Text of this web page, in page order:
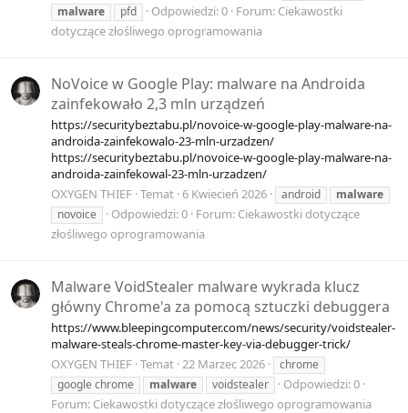
malware
pfd Odpowiedzi: 0 Forum: Ciekawostki
dotyczące złośliwego oprogramowania
NoVoice w Google Play: malware na Androida
zainfekowało 2,3 mln urządzeń
https://securitybeztabu.pl/novoice-w-google-play-malware-na-
androida-zainfekowalo-23-mln-urzadzen/
https://securitybeztabu.pl/novoice-w-google-play-malware-na-
androida-zainfekowal-23-mln-urzadzen/
OXYGEN THIEF Temat 6 Kwiecień 2026 android
malware
novoice
Odpowiedzi: 0 Forum: Ciekawostki dotyczące
złośliwego oprogramowania
Malware VoidStealer malware wykrada klucz
główny Chrome'a za pomocą sztuczki debuggera
https://www.bleepingcomputer.com/news/security/voidstealer-
malware-steals-chrome-master-key-via-debugger-trick/
OXYGEN THIEF Temat 22 Marzec 2026
chrome
google chrome
malware voidstealer
Odpowiedzi: 0
Forum: Ciekawostki dotyczące złośliwego oprogramowania